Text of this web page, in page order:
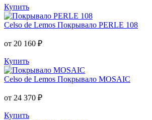
Купить
Celso de Lemos Покрывало PERLE 108
от 20 160 ₽
Купить
Celso de Lemos Покрывало MOSAIC
от 24 370 ₽
Купить